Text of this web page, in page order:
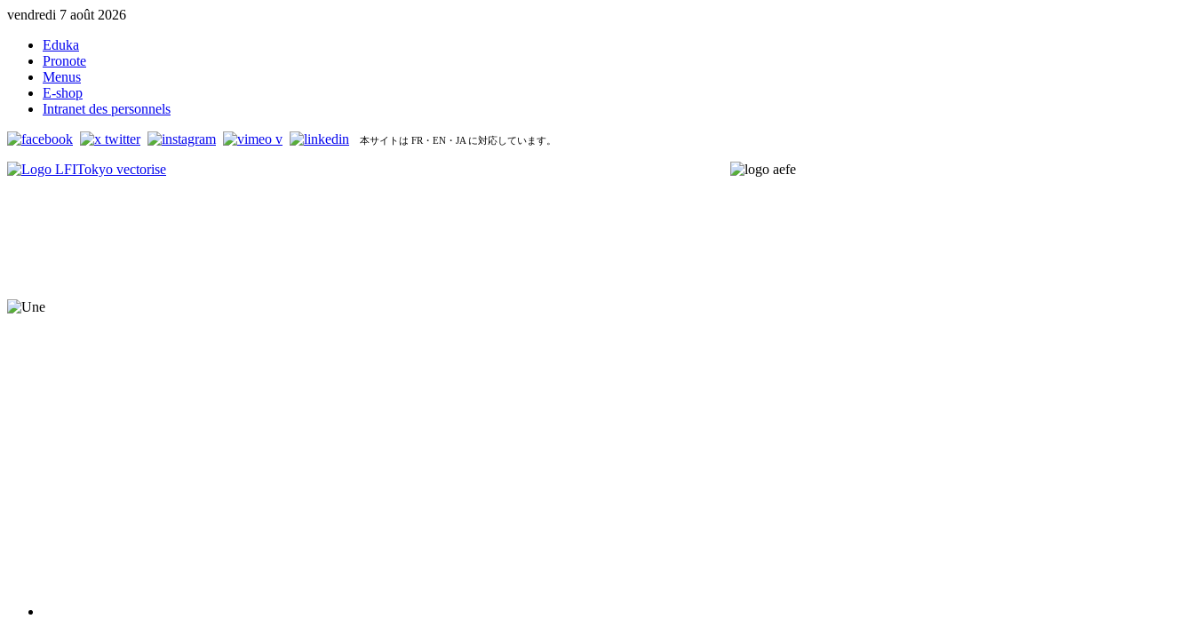
vendredi 7 août 2026
Eduka
Pronote
Menus
E-shop
Intranet des personnels
本サイトは FR・EN・JA に対応しています。